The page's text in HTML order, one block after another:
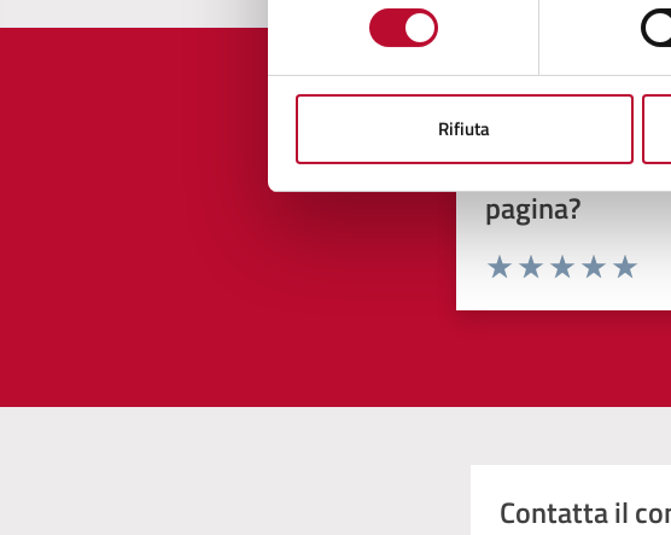
Rifiuta
Quanto sono
pagina?
Contatta il